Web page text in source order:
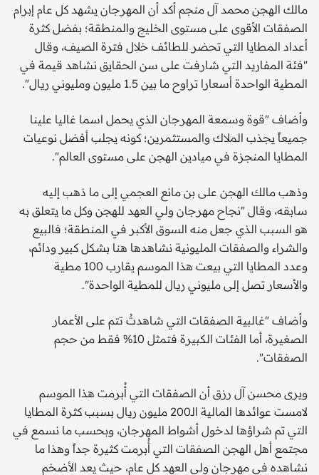
مالك الهجن محمد آل منجم أكد أن المهرجان يشهد كل عام إبرام
الصفقات الأقوى على مستوى الخليج والمنطقة؛ بفضل كثرة
أعداد المطايا التي تحضر للطائف خلال فترة الصيف، وقال
"فئة المفاريد التي شارفت على سن الحقايق نشاهد قيمة في
المطية الواحدة أسعارا تراوح ما بين 1.5 مليون ومليوني ريال".
وأضاف "قوة وسمعة المهرجان الذي يحمل اسما غاليا علينا
جميعاً يجذب الملاك والمستثمرين؛ كونه يجلب أفضل نوعيات
المطايا المنجزة في ميادين الهجن على مستوى العالم".
وذهب مالك الهجن على بن مانع العجمي إلى ما ذهب إليه
سابقه، وقال "نجاح مهرجان ولي العهد للهجن وكل ما يتعلق به
هو السبب الذي جعل منه السوق الأكبر في المنطقة؛ فالبيع
والشراء والصفقات المليونية نشاهدها هنا بشكل كبير ودائم،
وعدد المطايا التي بيعت هذا الموسم يقارب 100 مطية
والأسعار تصل إلى مليوني ريال للمطية الواحدة".
وأضاف "غالبية الصفقات التي شاهدتُ تتم على الأعمار
الصغيرة، أما الفئات الكبيرة فتمثل 10% فقط من حجم
الصفقات".
ويرى محسن آل رزق أن الصفقات التي أُبرمت هذا الموسم
لامست عوائدها المالية الـ200 مليون ريال بسبب كثرة المطايا
التي تم شراؤها لدخول أشواط المهرجان، وبحسب ما نسمع في
مجتمع أهل الهجن الصفقات التي أُبرمت كثيرة جداً وهذا ما
نشاهده في مهرجان ولي العهد كل عام، حيث يعد الأضخم